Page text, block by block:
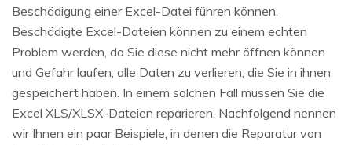
Beschädigung einer Excel-Datei führen können.
Beschädigte Excel-Dateien können zu einem echten
Problem werden, da Sie diese nicht mehr öffnen können
und Gefahr laufen, alle Daten zu verlieren, die Sie in ihnen
gespeichert haben. In einem solchen Fall müssen Sie die
Excel XLS/XLSX-Dateien reparieren. Nachfolgend nennen
wir Ihnen ein paar Beispiele, in denen die Reparatur von